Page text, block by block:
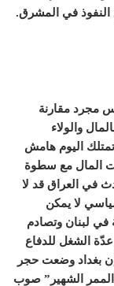
النفوذ في المشرق.
مجرد مقارنة
والولاء
اليوم هامش
المال مع سطوة
في العراق قد لا
لا يمكن
في لبنان وتصادم
الشغل للدفاع
بغداد وضعت حجر
الشهير” صوب